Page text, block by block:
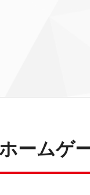
ームゲ